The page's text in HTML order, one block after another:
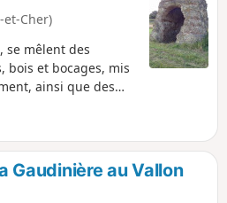
et-Cher)
se mêlent des
bois et bocages, mis
ainsi que des
de Fréteval
et la Tour Grisset,
romain, unique
Gaudinière au Vallon